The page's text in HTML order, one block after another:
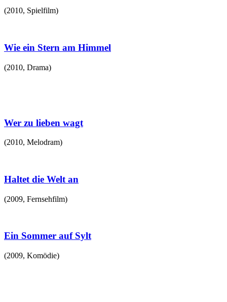
(2010, Spielfilm)
Wie ein Stern am Himmel
(2010, Drama)
Wer zu lieben wagt
(2010, Melodram)
Haltet die Welt an
(2009, Fernsehfilm)
Ein Sommer auf Sylt
(2009, Komödie)